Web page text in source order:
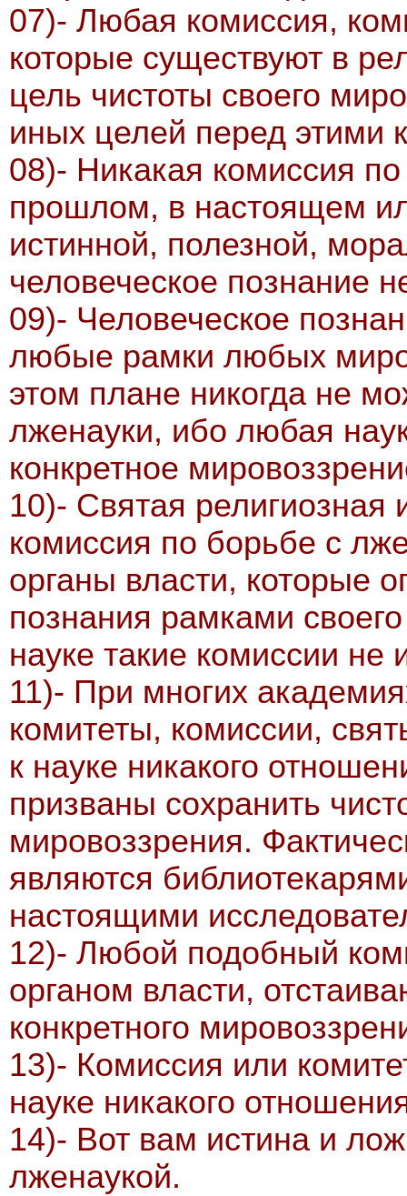
07)- Любая комиссия,
которые существуют в
цель чистоты своего
иных целей перед этими
08)- Никакая комиссия
прошлом, в настоящем
истинной, полезной,
человеческое познание
09)- Человеческое
любые рамки любых
этом плане никогда не
лженауки, ибо любая
конкретное
10)- Святая религиозная
комиссия по борьбе с
органы власти, которые
познания рамками
науке такие комиссии
11)- При многих
комитеты, комиссии,
к науке никакого
призваны сохранить
мировоззрения.
являются
настоящими
12)- Любой подобный
органом власти,
конкретного
13)- Комиссия или
науке никакого
14)- Вот вам истина и
лженаукой.